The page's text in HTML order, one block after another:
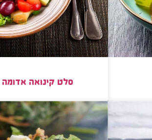
סלט קינואה אדומה